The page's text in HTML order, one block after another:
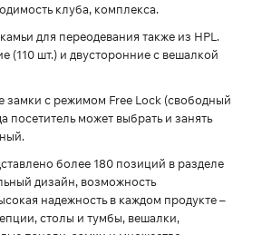
клуба, комплекса.
для переодевания также из HPL.
(110 шт.) и двусторонние с вешалкой
замки с режимом Free Lock (свободный
посетитель может выбрать и занять
более 180 позиций в разделе
дизайн, возможность
надежность в каждом продукте –
столы и тумбы, вешалки,